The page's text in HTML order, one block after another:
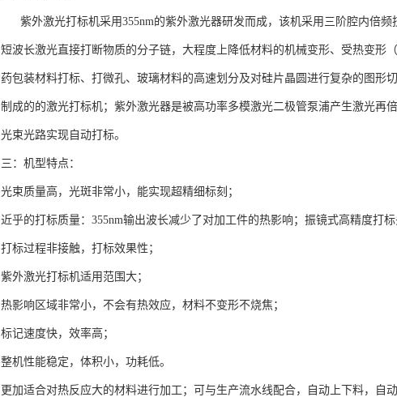
紫外激光打标机采用355nm的紫外激光器研发而成，该机采用三阶腔内倍频
短波长激光直接打断物质的分子链，大程度上降低材料的机械变形、受热变形
药包装材料打标、打微孔、玻璃材料的高速划分及对硅片晶圆进行复杂的图
制成的的激光打标机；紫外激光器是被高功率多模激光二极管泵浦产生激光再
光束光路实现自动打标。
三：机型特点：
光束质量高，光斑非常小，能实现超精细标刻；
近乎的打标质量：355nm输出波长减少了对加工件的热影响；振镜式高精度打
打标过程非接触，打标效果性；
紫外激光打标机适用范围大；
热影响区域非常小，不会有热效应，材料不变形不烧焦；
标记速度快，效率高；
整机性能稳定，体积小，功耗低。
更加适合对热反应大的材料进行加工；可与生产流水线配合，自动上下料，自